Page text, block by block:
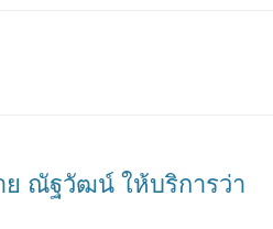
ณัฐวัฒน์ ให้บริการว่า